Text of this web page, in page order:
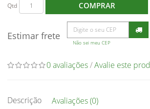
Qtd COMPRAR
Estimar frete
Não sei meu CEP
0 avaliações/Avalie este
Descrição Avaliações (0)